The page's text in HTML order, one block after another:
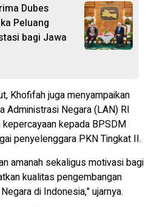
Dubes
Peluang
bagi Jawa
Khofifah juga menyampaikan
Administrasi Negara (LAN) RI
kepada BPSDM
penyelenggara PKN Tingkat II.
amanah sekaligus motivasi bagi
kualitas pengembangan
di Indonesia," ujarnya.